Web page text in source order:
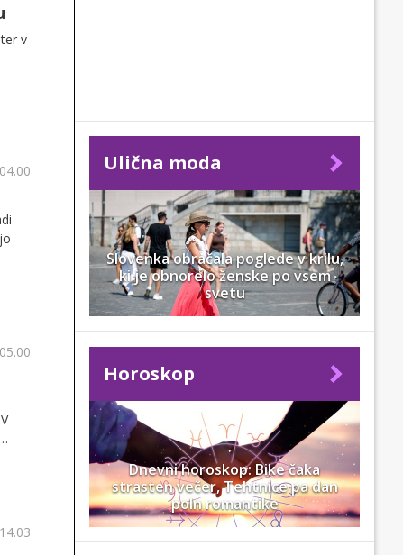
v
Ulična moda
Slovenka obračala poglede v krilu,
ki je obnorelo ženske po vsem
svetu
Horoskop
Dnevni horoskop: Bike čaka
strasten večer, Tehtnice pa dan
poln romantike